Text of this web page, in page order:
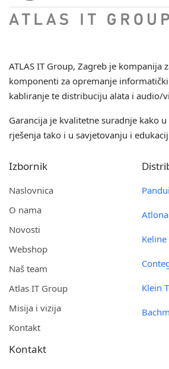
ATLAS IT Group, Zagreb je kompanija
komponenti za opremanje
kabliranje te distribuciju alata i audio/
Garancija je kvalitetne suradnje kako
rješenja tako i u savjetovanju i
Izbornik
Naslovnica
O nama
Novosti
Webshop
Naš team
Atlas IT Group
Misija i vizija
Kontakt
Atlona
Keline
Klein
Kontakt